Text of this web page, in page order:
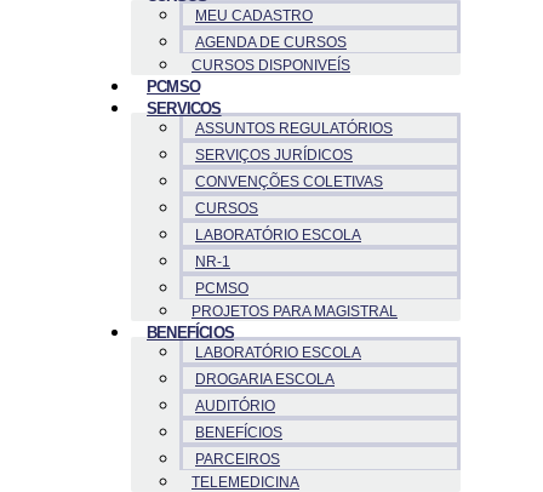
MEU CADASTRO
AGENDA DE CURSOS
CURSOS DISPONIVEÍS
PCMSO
SERVICOS
ASSUNTOS REGULATÓRIOS
SERVIÇOS JURÍDICOS
CONVENÇÕES COLETIVAS
CURSOS
LABORATÓRIO ESCOLA
NR-1
PCMSO
PROJETOS PARA MAGISTRAL
BENEFÍCIOS
LABORATÓRIO ESCOLA
DROGARIA ESCOLA
AUDITÓRIO
BENEFÍCIOS
PARCEIROS
TELEMEDICINA